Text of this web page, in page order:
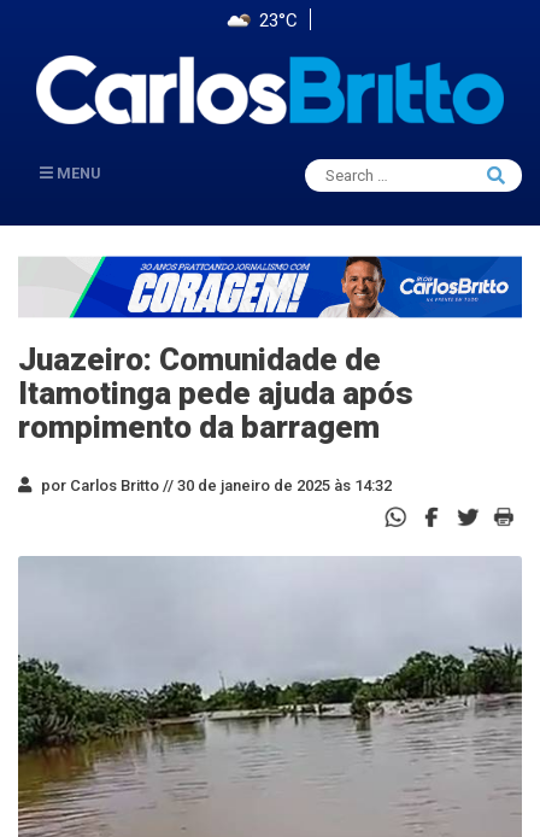
23°C
MENU
Search
for:
Search
Juazeiro: Comunidade de
Itamotinga pede ajuda após
rompimento da barragem
por Carlos Britto // 30 de janeiro de 2025 às 14:32